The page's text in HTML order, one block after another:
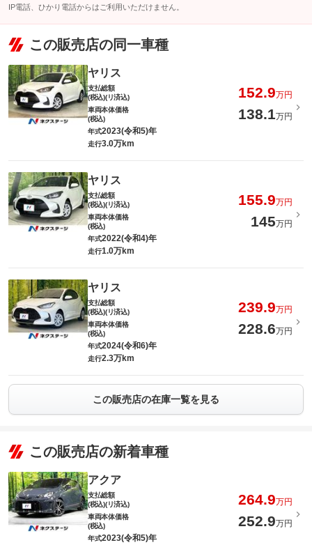
IP電話、ひかり電話からはご利用いただけません。
この販売店の同一車種
ヤリス
支払総額
(税込)(リ済込)
152.9万円
車両本体価格
(税込)
138.1万円
年式2023(令和5)年
走行3.0万km
ヤリス
支払総額
(税込)(リ済込)
155.9万円
車両本体価格
(税込)
145万円
年式2022(令和4)年
走行1.0万km
ヤリス
支払総額
(税込)(リ済込)
239.9万円
車両本体価格
(税込)
228.6万円
年式2024(令和6)年
走行2.3万km
この販売店の在庫一覧を見る
この販売店の新着車種
アクア
支払総額
(税込)(リ済込)
264.9万円
車両本体価格
(税込)
252.9万円
年式2023(令和5)年